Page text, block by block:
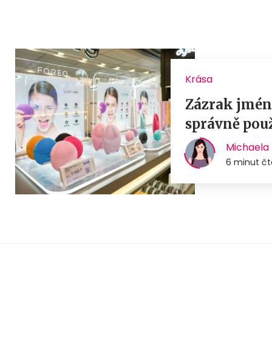
Krása
Zázrak
správně
Michaela
6 minut